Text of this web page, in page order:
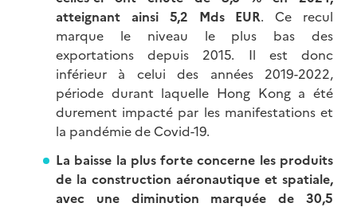
atteignant ainsi 5,2 Mds EUR. Ce recul
marque le niveau le plus bas des
exportations depuis 2015. Il est donc
inférieur à celui des années 2019-2022,
période durant laquelle Hong Kong a été
durement impacté par les manifestations et
la pandémie de Covid-19.
La baisse la plus forte concerne les produits
de la construction aéronautique et spatiale,
avec une diminution marquée de 30,5